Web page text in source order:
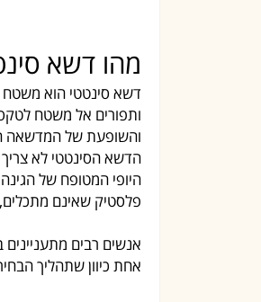
מהו דשא
דשא סינטטי הוא משטח
ותפורים אל משטח
והשופעת של המדשאה
הדשא הסינטטי לא
היופי המטופח של
פלסטיק שאינם
אנשים רבים
אחת כיוון שתהליך